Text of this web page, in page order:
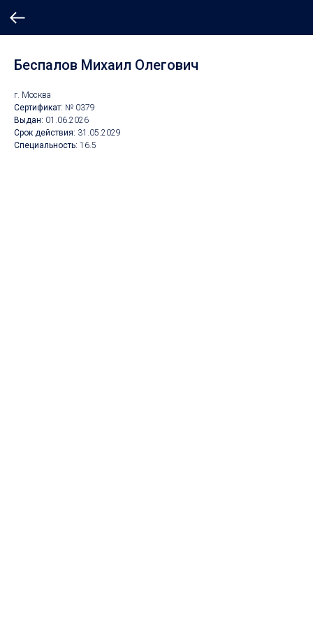
Беспалов Михаил Олегович
г. Москва
Сертификат: № 0379
Выдан: 01.06.2026
Срок действия: 31.05.2029
Специальность: 16.5